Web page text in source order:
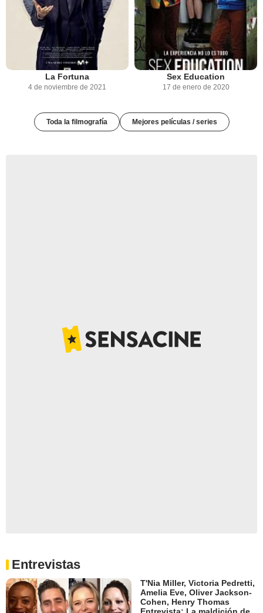
La Fortuna
4 de noviembre de 2021
Sex Education
17 de enero de 2020
Toda la filmografía Mejores películas / series
Entrevistas
T'Nia Miller, Victoria Pedretti,
Amelia Eve, Oliver Jackson-
Cohen, Henry Thomas